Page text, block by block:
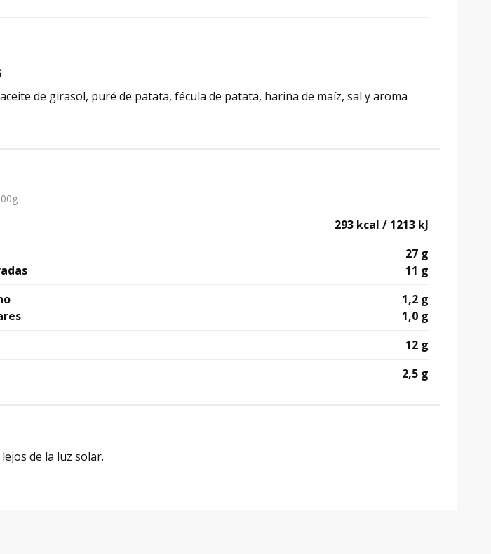
de girasol, puré de patata, fécula de patata, harina de maíz, sal y aroma
293 kcal / 1213 kJ
27 g
11 g
1,2 g
1,0 g
12 g
2,5 g
de la luz solar.